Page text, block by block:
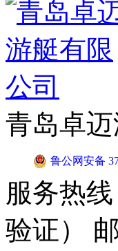
青岛卓
鲁公网安备
服务热
验证）